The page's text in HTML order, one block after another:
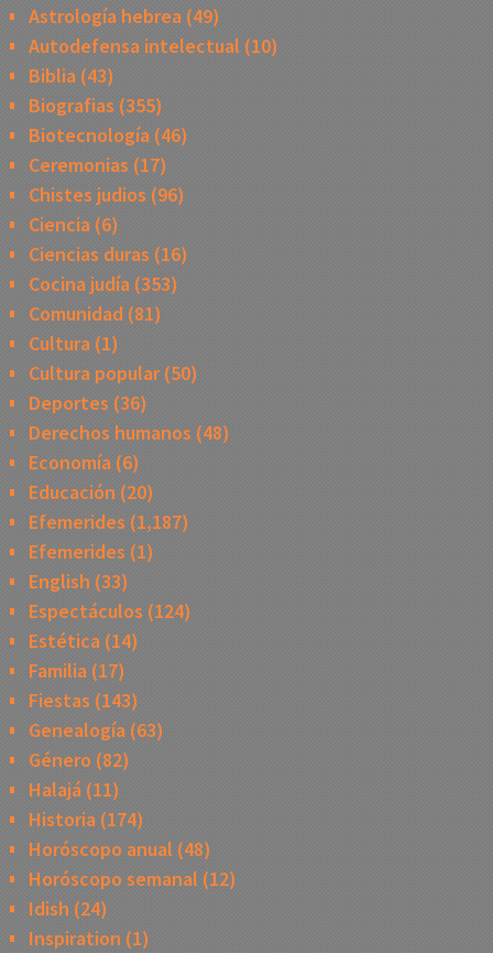
Astrología hebrea(49)
Autodefensa intelectual (10)
Biblia(43)
Biografias (355)
Biotecnología(46)
Ceremonias (17)
Chistes judios (96)
Ciencia(6)
Ciencias duras (16)
Cocina judía(353)
Comunidad(81)
Cultura(1)
Cultura popular(50)
Deportes (36)
Derechos humanos (48)
Economía(6)
Educación (20)
Efemerides (1,187)
Efemerides (1)
English (33)
Espectáculos (124)
Estética(14)
Familia(17)
Fiestas (143)
Genealogía(63)
Género (82)
Halajá(11)
Historia(174)
Horóscopo anual (48)
Horóscopo semanal (12)
Idish (24)
Inspiration (1)